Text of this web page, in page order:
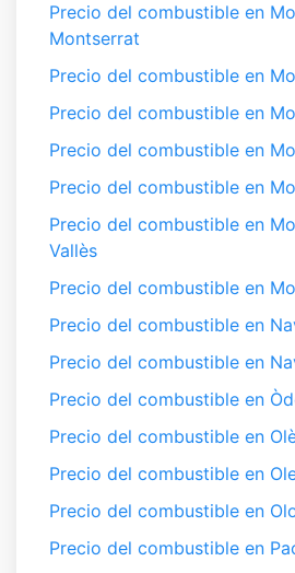
Precio del combustible en
Montserrat
Precio del combustible en
Precio del combustible en
Precio del combustible en
Precio del combustible en
Precio del combustible en
Vallès
Precio del combustible en
Precio del combustible en
Precio del combustible en
Precio del combustible en
Precio del combustible en
Precio del combustible en
Precio del combustible en
Precio del combustible en